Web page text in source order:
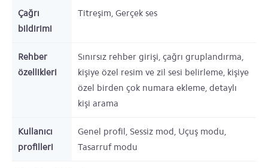
Çağrı
bildirimi
Titreşim, Gerçek ses
Rehber
özellikleri
Sınırsız rehber girişi, çağrı gruplandırma,
kişiye özel resim ve zil sesi belirleme, kişiye
özel birden çok numara ekleme, detaylı
kişi arama
Kullanıcı
profilleri
Genel profil, Sessiz mod, Uçuş modu,
Tasarruf modu